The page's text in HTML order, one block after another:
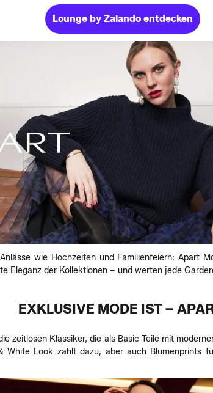
Lounge by Zalando entdecken
wie Hochzeiten und Familienfeiern: Apart
Eleganz der Kollektionen – und werten jede
EXKLUSIVE MODE IST –
zeitlosen Klassiker, die als Basic Teile mit
Look zählt dazu, aber auch Blumenprints